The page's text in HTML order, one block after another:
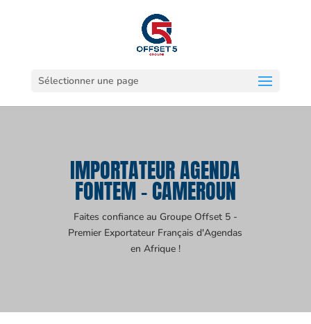
Sélectionner une page
IMPORTATEUR AGENDA
FONTEM - CAMEROUN
Faites confiance au Groupe Offset 5 -
Premier Exportateur Français d'Agendas
en Afrique !